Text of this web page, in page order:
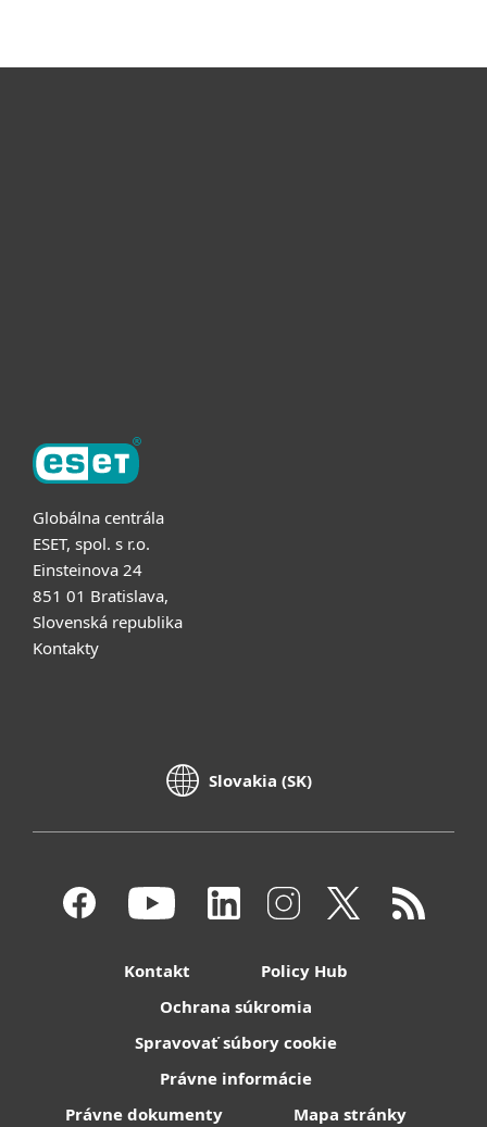
Globálna centrála
ESET, spol. s r.o.
Einsteinova 24
851 01 Bratislava,
Slovenská republika
Kontakty
Slovakia (SK)
Kontakt
Policy Hub
Ochrana súkromia
Spravovať súbory cookie
Právne informácie
Právne dokumenty
Mapa stránky